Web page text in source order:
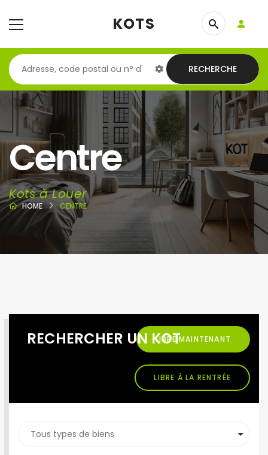
KOTS
RECHERCHE
Centre
Kots à Louer
HOME CENTRE
RECHERCHER UN KOTLIBRE MAINTENANT
LIBRE À LA RENTRÉE